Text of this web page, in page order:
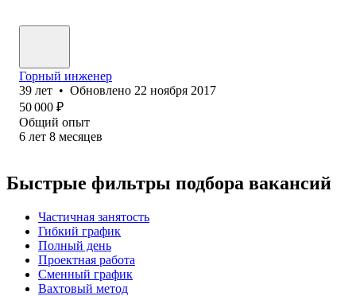
Горный инженер
39 лет • Обновлено 22 ноября 2017
50 000 ₽
Общий опыт
6 лет 8 месяцев
Быстрые фильтры подбора вакансий
Частичная занятость
Гибкий график
Полный день
Проектная работа
Сменный график
Вахтовый метод